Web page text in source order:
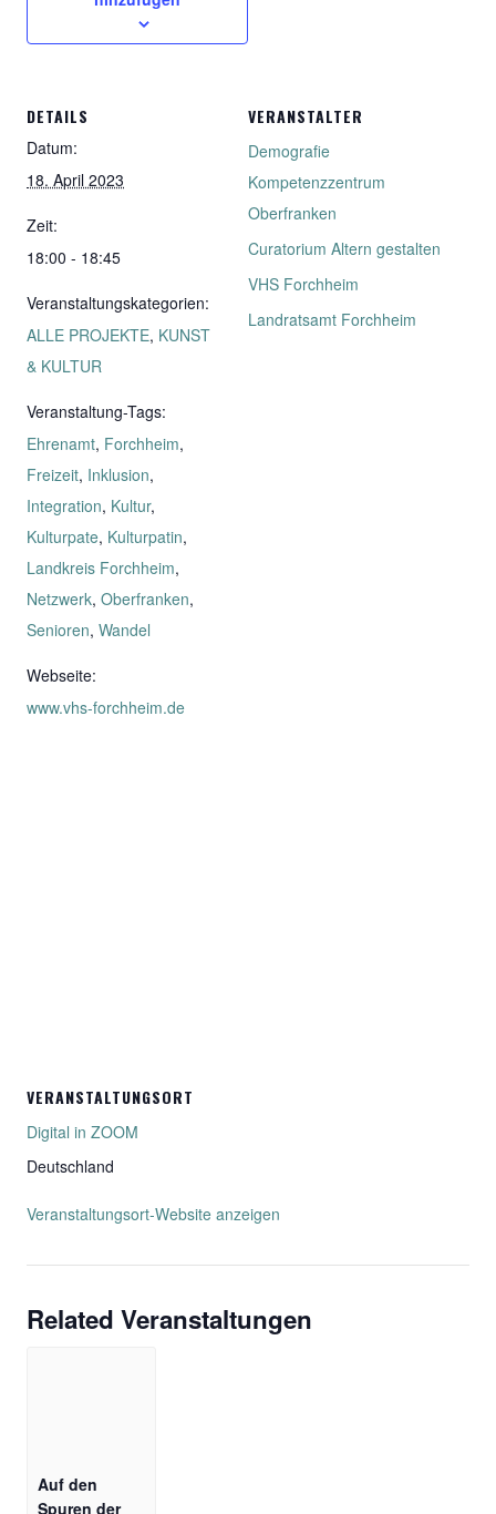
DETAILS
Datum:
18. April 2023
Zeit:
18:00 - 18:45
Veranstaltungskategorien:
ALLE PROJEKTE, KUNST
& KULTUR
Veranstaltung-Tags:
Ehrenamt, Forchheim,
Freizeit, Inklusion,
Integration, Kultur,
Kulturpate, Kulturpatin,
Landkreis Forchheim,
Netzwerk, Oberfranken,
Senioren, Wandel
Webseite:
www.vhs-forchheim.de
VERANSTALTER
Demografie
Kompetenzzentrum
Oberfranken
Curatorium Altern gestalten
VHS Forchheim
Landratsamt Forchheim
VERANSTALTUNGSORT
Digital in ZOOM
Deutschland
Veranstaltungsort-Website anzeigen
Related Veranstaltungen
Auf den
Spuren der